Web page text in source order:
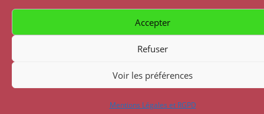
Accepter
Refuser
Voir les préférences
Mentions Légales et RGPD